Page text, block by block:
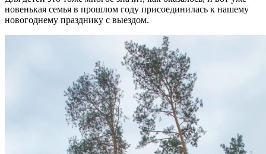
новенькая семья в прошлом году присоединилась к нашему
новогоднему празднику с выездом.